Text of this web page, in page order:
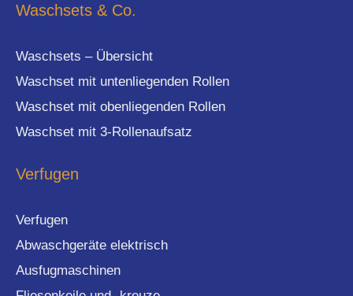
Waschsets & Co.
Waschsets – Übersicht
Waschset mit untenliegenden Rollen
Waschset mit obenliegenden Rollen
Waschset mit 3-Rollenaufsatz
Verfugen
Verfugen
Abwaschgeräte elektrisch
Ausfugmaschinen